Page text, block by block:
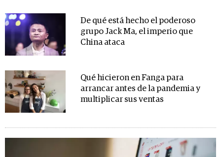
De qué está hecho el poderoso
grupo Jack Ma, el imperio que
China ataca
Qué hicieron en Fanga para
arrancar antes de la pandemia y
multiplicar sus ventas